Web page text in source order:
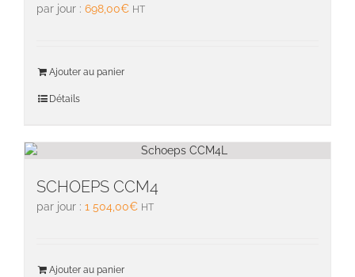
par jour : 698,00€ HT
Ajouter au panier
Détails
SCHOEPS CCM4
par jour : 1 504,00€ HT
Ajouter au panier